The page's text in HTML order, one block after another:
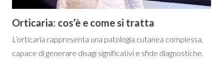
Orticaria: cos’è e come si tratta
L’orticaria rappresenta una patologia cutanea complessa,
capace di generare disagi significativi e sfide diagnostiche.